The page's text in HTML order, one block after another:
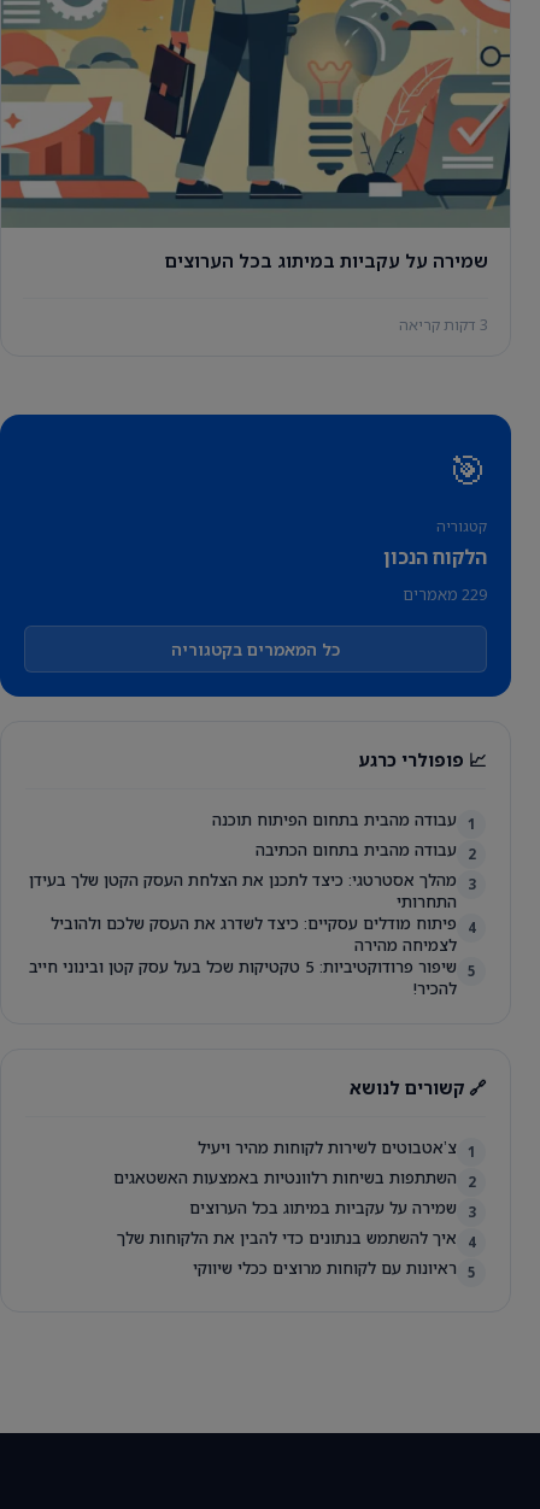
שמירה על עקביות במיתוג בכל הערוצים
3 דקות קריאה
🎯
קטגוריה
הלקוח הנכון
229 מאמרים
כל המאמרים בקטגוריה
📈 פופולרי כרגע
1 עבודה מהבית בתחום הפיתוח תוכנה
2 עבודה מהבית בתחום הכתיבה
3
מהלך אסטרטגי: כיצד לתכנן את הצלחת העסק הקטן שלך בעידן
התחרותי
4
פיתוח מודלים עסקיים: כיצד לשדרג את העסק שלכם ולהוביל
לצמיחה מהירה
5
שיפור פרודוקטיביות: 5 טקטיקות שכל בעל עסק קטן ובינוני חייב
להכיר!
🔗 קשורים לנושא
1 צʼאטבוטים לשירות לקוחות מהיר ויעיל
2 השתתפות בשיחות רלוונטיות באמצעות האשטאגים
3 שמירה על עקביות במיתוג בכל הערוצים
4 איך להשתמש בנתונים כדי להבין את הלקוחות שלך
5 ראיונות עם לקוחות מרוצים ככלי שיווקי